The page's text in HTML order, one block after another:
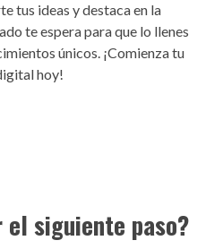
tus ideas y destaca en la
te espera para que lo llenes
únicos. ¡Comienza tu
hoy!
siguiente paso?